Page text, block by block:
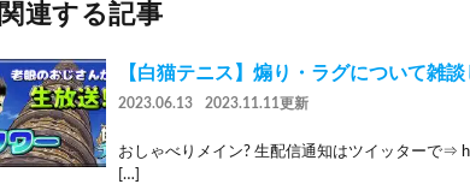
関連する記事
【白猫テニス】煽り・ラグについて雑
2023.06.13 2023.11.11更新
おしゃべりメイン? 生配信通知はツイッターで
[…]